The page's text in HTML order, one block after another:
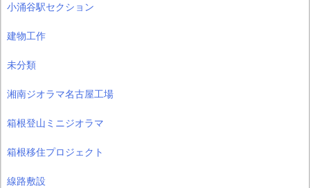
小涌谷駅セクション
建物工作
未分類
湘南ジオラマ名古屋工場
箱根登山ミニジオラマ
箱根移住プロジェクト
線路敷設